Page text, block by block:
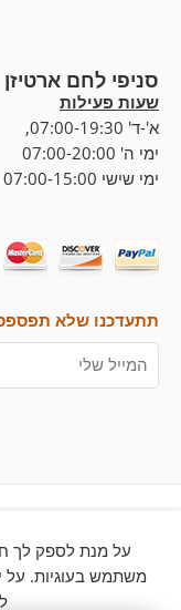
סניפי לחם ארטיזן
שעות פעילות
א'-ד' 07:00-19:30,
ימי ה' 07:00-20:00
ימי שישי 07:00-15:00
תתעדכנו שלא
© 2026 – כל הזכויות שמורות ללחם ארטיזן
על מנת לספק לך
משתמש בעוגיות.